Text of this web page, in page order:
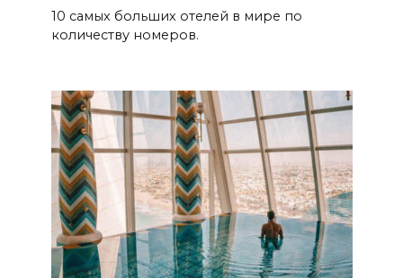
10 самых больших отелей в мире по
количеству номеров.